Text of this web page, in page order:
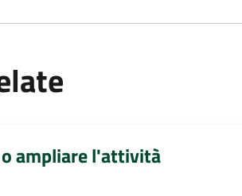
ampliare l'attività